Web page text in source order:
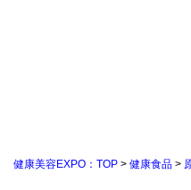
健康美容EXPO：TOP > 健康食品 >